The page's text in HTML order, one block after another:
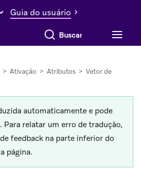
Guia do usuário
Buscar tudo
> Ativação > Atributos > Vetor de
automaticamente e pode
Para relatar um erro de tradução,
feedback na parte inferior do
página.